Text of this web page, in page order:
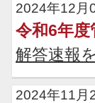
2024年12月
令和6年度
解答速報
2024年11月